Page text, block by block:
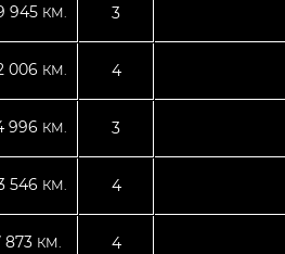
945 КМ. 3
006 КМ. 4
996 КМ. 3
546 КМ. 4
873 КМ. 4